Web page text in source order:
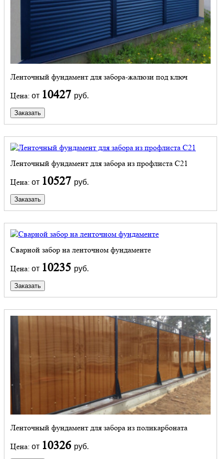
Ленточный фундамент для забора-жалюзи под ключ
Цена: от 10427 руб.
Заказать
Ленточный фундамент для забора из профлиста С21
Цена: от 10527 руб.
Заказать
Сварной забор на ленточном фундаменте
Цена: от 10235 руб.
Заказать
Ленточный фундамент для забора из поликарбоната
Цена: от 10326 руб.